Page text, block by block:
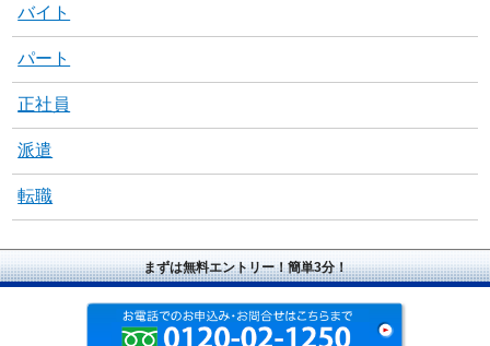
バイト
パート
正社員
派遣
転職
まずは無料エントリー！簡単3分！